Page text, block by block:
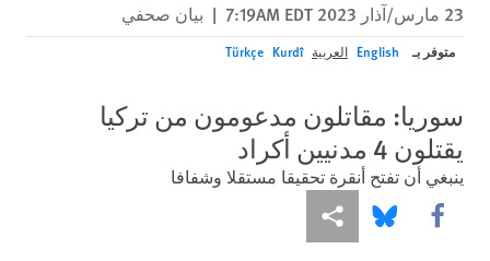
23 مارس/آذار 2023 7:19AM EDT | بيان صحفي
متوفر بـ English العربية Kurdî
Türkçe
سوريا: مقاتلون مدعومون من تركيا
يقتلون 4 مدنيين أكراد
ينبغي أن تفتح أنقرة تحقيقا مستقلا وشفافا
Share this via Facebook
Share this via Bluesky
Share this via مشاركة